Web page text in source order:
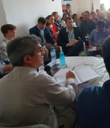
e de Saúde.
da ata da audiência
de 2023.